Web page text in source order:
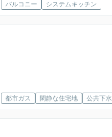
バルコニー
システムキッチン
都市ガス 閑静な住宅地 公共下水